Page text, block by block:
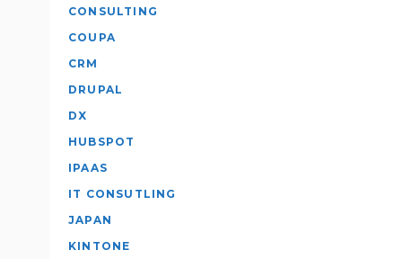
CONSULTING
COUPA
CRM
DRUPAL
DX
HUBSPOT
IPAAS
IT CONSUTLING
JAPAN
KINTONE